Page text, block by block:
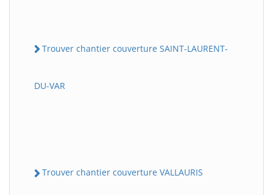
Trouver chantier couverture SAINT-LAURENT-
DU-VAR
Trouver chantier couverture VALLAURIS